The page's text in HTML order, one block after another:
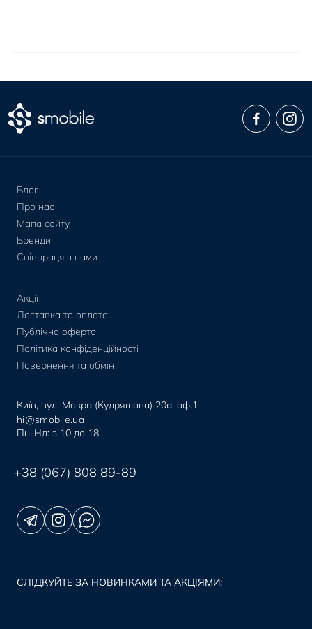
Блог
Про нас
Мапа сайту
Бренди
Співпраця з нами
Акції
Доставка та оплата
Публічна оферта
Політика конфіденційності
Повернення та обмін
Київ, вул. Мокра (Кудряшова) 20а, оф.1
hi@smobile.ua
Пн-Нд: з 10 до 18
+38 (067) 808 89-89
СЛІДКУЙТЕ ЗА НОВИНКАМИ ТА АКЦІЯМИ: